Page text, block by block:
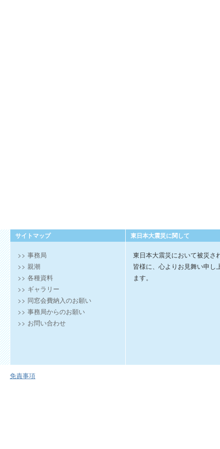
サイトマップ
>> 事務局
>> 親潮
>> 各種資料
>> ギャラリー
>> 同窓会費納入のお願い
>> 事務局からのお願い
>> お問い合わせ
東日本大震災に関して
東日本大震災において被災さ
皆様に、心よりお見舞い申し
ます。
免責事項